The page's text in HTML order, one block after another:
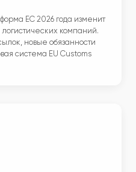
ЕС 2026 года изменит
компаний.
новые обязанности
система EU Customs